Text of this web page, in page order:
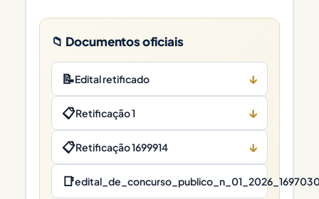
📁 Documentos oficiais
📝Edital retificado ↓
📋Retificação 1 ↓
📋Retificação 1699914 ↓
📑